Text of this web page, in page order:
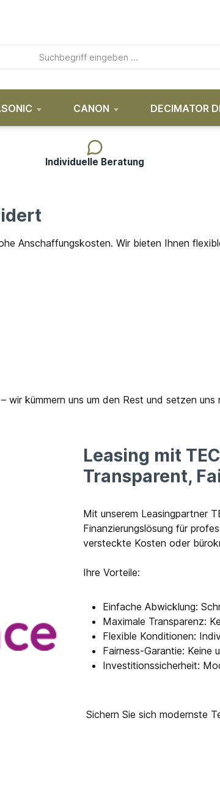
CANON DECIMATOR
Individuelle Beratung
Anschaffungskosten. Wir bieten Ihnen
kümmern uns um den Rest und setzen uns
Leasing mit
Transparent,
Mit unserem Leasingpartner
Finanzierungslösung für
versteckte Kosten oder
Ihre Vorteile:
Einfache Abwicklung:
Maximale Transparenz:
Flexible Konditionen:
Fairness-Garantie: Keine
Investitionssicherheit:
Sichern Sie sich modernste